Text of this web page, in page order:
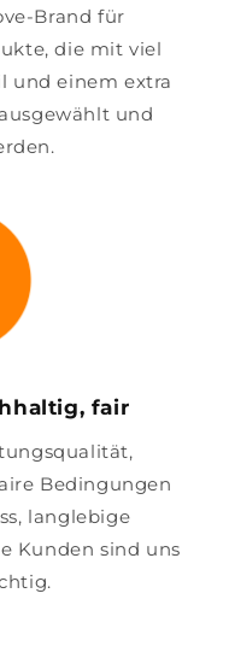
Brand für
die mit viel
und einem extra
und
fair
Bedingungen
langlebige
Kunden sind uns